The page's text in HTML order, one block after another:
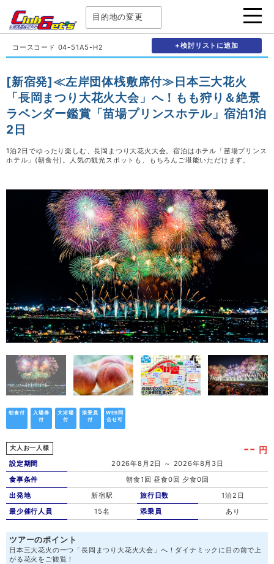
目的地の変更
コースコード 04-51A5-H2 +検討リストに追加
[新宿発]≪左岸団体桟敷席付≫日本三大花火
「長岡まつり大花火大会」へ！もも狩り＆絶景
ラベンダー鑑賞「苗場プリンスホテル」宿泊1泊
2日
1泊2日でゆったり楽しむ、長岡まつり大花火大会。宿泊はホテル「苗場プリンス
ホテル」(朝食付)。人気の観光スポットも、もちろんご堪能いただけます。
朝食付
入場券
付
大浴場
付
添乗員
付
WEB問
合せ可
大人お一人様 -- 円
設定期間
2026年8月2日 ～ 2026年8月3日
食事条件
朝食1回 昼食0回 夕食0回
出発地
新宿駅
最少催行人員
15名
旅行日数
1泊2日
添乗員
あり
ツアーのポイント
日本三大花火の一つ「長岡まつり大花火大会」へ！ダイナミックに目の前で上
がる花火をご観覧！